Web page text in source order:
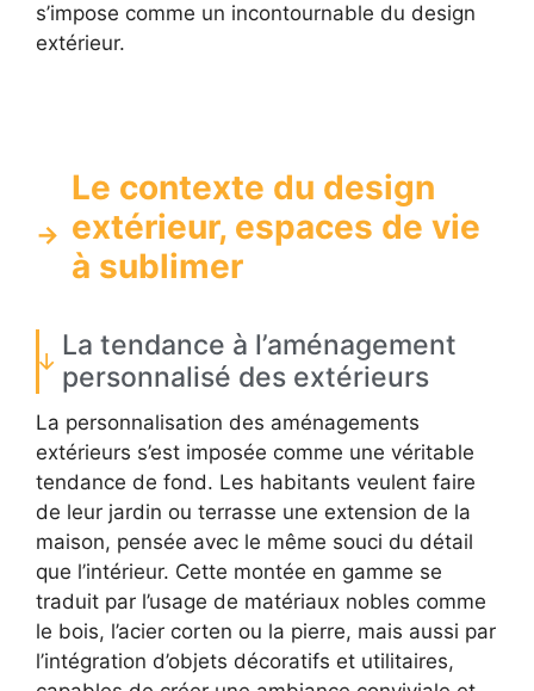
s’impose comme un incontournable du design
extérieur.
Le contexte du design
extérieur, espaces de vie
à sublimer
La tendance à l’aménagement
personnalisé des extérieurs
La personnalisation des aménagements
extérieurs s’est imposée comme une véritable
tendance de fond. Les habitants veulent faire
de leur jardin ou terrasse une extension de la
maison, pensée avec le même souci du détail
que l’intérieur. Cette montée en gamme se
traduit par l’usage de matériaux nobles comme
le bois, l’acier corten ou la pierre, mais aussi par
l’intégration d’objets décoratifs et utilitaires,